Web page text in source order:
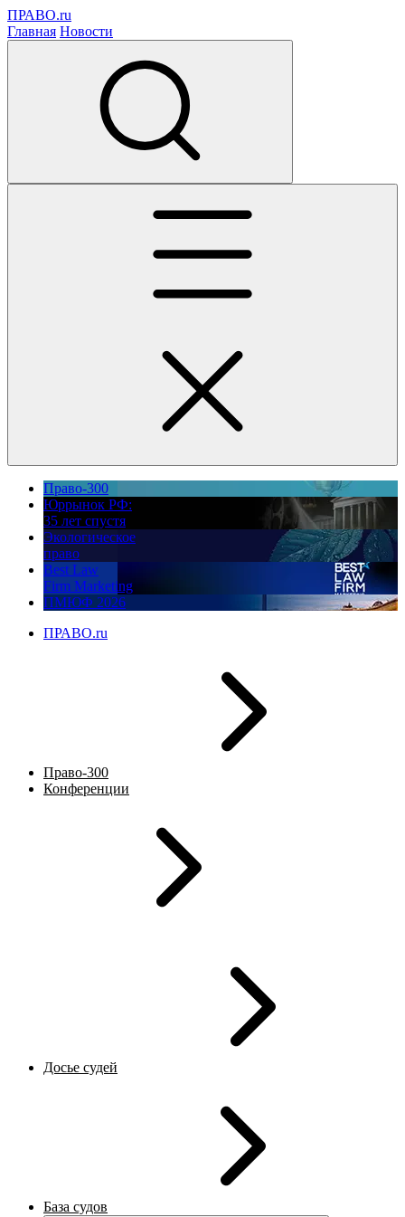
ПРАВО.ru
Главная Новости
Право-300
Юррынок РФ:
35 лет спустя
Экологическое
право
Best Law
Firm Marketing
ПМЮФ 2026
ПРАВО.ru
Право-300
Конференции
Досье судей
База судов